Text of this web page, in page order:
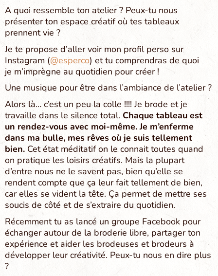
A quoi ressemble ton atelier ? Peux-tu nous
présenter ton espace créatif où tes tableaux
prennent vie ?
Je te propose d’aller voir mon profil perso sur
Instagram (@esperco) et tu comprendras de quoi
je m’imprègne au quotidien pour créer !
Une musique pour être dans l’ambiance de l’atelier ?
Alors là… c’est un peu la colle !!!! Je brode et je
travaille dans le silence total. Chaque tableau est
un rendez-vous avec moi-même. Je m’enferme
dans ma bulle, mes rêves où je suis tellement
bien. Cet état méditatif on le connait toutes quand
on pratique les loisirs créatifs. Mais la plupart
d’entre nous ne le savent pas, bien qu’elle se
rendent compte que ça leur fait tellement de bien,
car elles se vident la tête. Ça permet de mettre ses
soucis de côté et de s’extraire du quotidien.
Récemment tu as lancé un groupe Facebook pour
échanger autour de la broderie libre, partager ton
expérience et aider les brodeuses et brodeurs à
développer leur créativité. Peux-tu nous en dire plus
?